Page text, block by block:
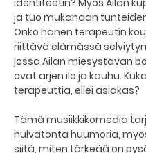
identiteetin? Myös Ailan
ja tuo mukanaan
Onko hänen terapeutin
riittävä elämässä
jossa Ailan miesystävän
ovat arjen ilo ja kauhu.
terapeuttia, ellei asiakas?
Tämä musiikkikomedia
hulvatonta huumoria,
siitä, miten tärkeää on